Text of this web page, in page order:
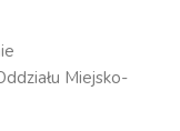
Miejsko-